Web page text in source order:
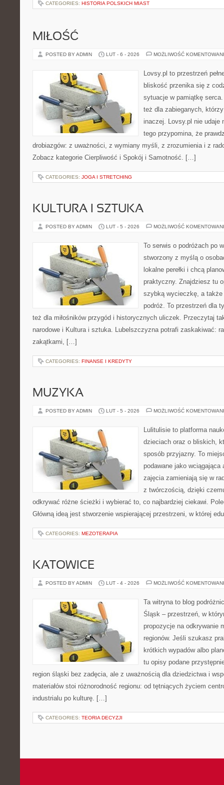
CATEGORIES: HISTORIA POLSKICH MIAST
MIŁOŚĆ
POSTED BY ADMIN LUT - 6 - 2026 MOŻLIWOŚĆ
Lovsy.pl to przestrzeń
bliskość przenika się z
sytuacje w pamiątkę
też dla zabieganych,
inaczej. Lovsy.pl nie udaje
tego przypomina, że
drobiazgów: z uważności, z wymiany myśli, z zrozumienia i z
Zobacz kategorie Cierpliwość i Spokój i Samotność. […]
CATEGORIES: JOGA I STRETCHING
KULTURA I SZTUKA
POSTED BY ADMIN LUT - 5 - 2026 MOŻLIWOŚĆ
To serwis o podróżach po
stworzony z myślą o
lokalne perełki i chcą
praktyczny. Znajdziesz tu
szybką wycieczkę, a także
podróż. To przestrzeń dla
też dla miłośników przygód i historycznych uliczek. Przeczytaj
narodowe i Kultura i sztuka. Lubelszczyzna potrafi zaskakiwać:
zakątkami, […]
CATEGORIES: FINANSE I KREDYTY
MUZYKA
POSTED BY ADMIN LUT - 5 - 2026 MOŻLIWOŚĆ
Lulitulisie to platforma
dzieciach oraz o bliskich,
sposób przyjazny. To
podawane jako
zajęcia zamieniają się w
z twórczością, dzięki
odkrywać różne ścieżki i wybierać to, co najbardziej ciekawi.
Główną ideą jest stworzenie wspierającej przestrzeni, w której
CATEGORIES: MEZOTERAPIA
KATOWICE
POSTED BY ADMIN LUT - 4 - 2026 MOŻLIWOŚĆ
Ta witryna to blog
Śląsk – przestrzeń, w
propozycje na odkrywanie
regionów. Jeśli szukasz
krótkich wypadów albo
tu opisy podane
region śląski bez zadęcia, ale z uważnością dla dziedzictwa i
materiałów stoi różnorodność regionu: od tętniących życiem
industrialu po kulturę. […]
CATEGORIES: TEORIA DECYZJI